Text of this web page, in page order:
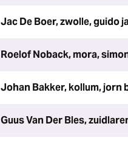
Jac De Boer, zwolle, guido
Roelof Noback, mora,
Johan Bakker, kollum, jorn
Guus Van Der Bles,